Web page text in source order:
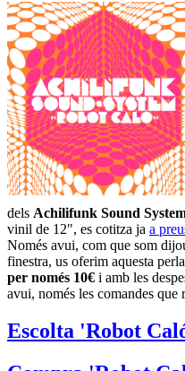
dels Achilifunk Sound
vinil de 12", es cotitza ja a
Només avui, com que som
finestra, us oferim aquesta
per només 10€ i amb les
avui, només les comandes
Escolta 'Robot